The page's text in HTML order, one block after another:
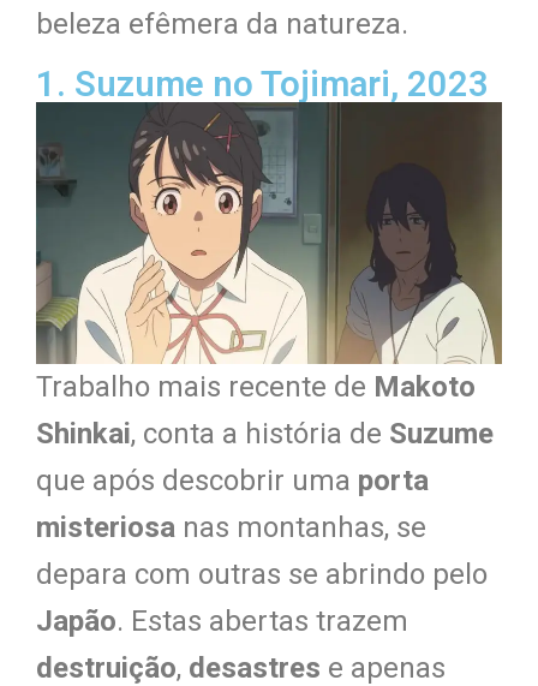
beleza efêmera da natureza.
1. Suzume no Tojimari, 2023
Trabalho mais recente de Makoto
Shinkai, conta a história de Suzume
que após descobrir uma porta
misteriosa nas montanhas, se
depara com outras se abrindo pelo
Japão. Estas abertas trazem
destruição, desastres e apenas